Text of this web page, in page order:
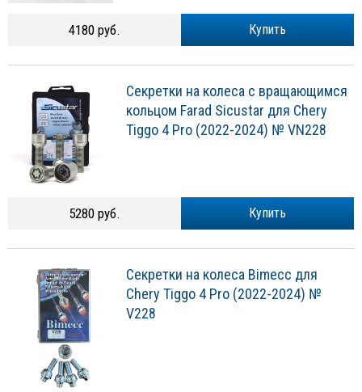
Купить
4180 руб.
Секретки на колеса с вращающимся
кольцом Farad Sicustar для Chery
Tiggo 4 Pro (2022-2024) № VN228
Купить
5280 руб.
Секретки на колеса Bimecc для
Chery Tiggo 4 Pro (2022-2024) №
V228